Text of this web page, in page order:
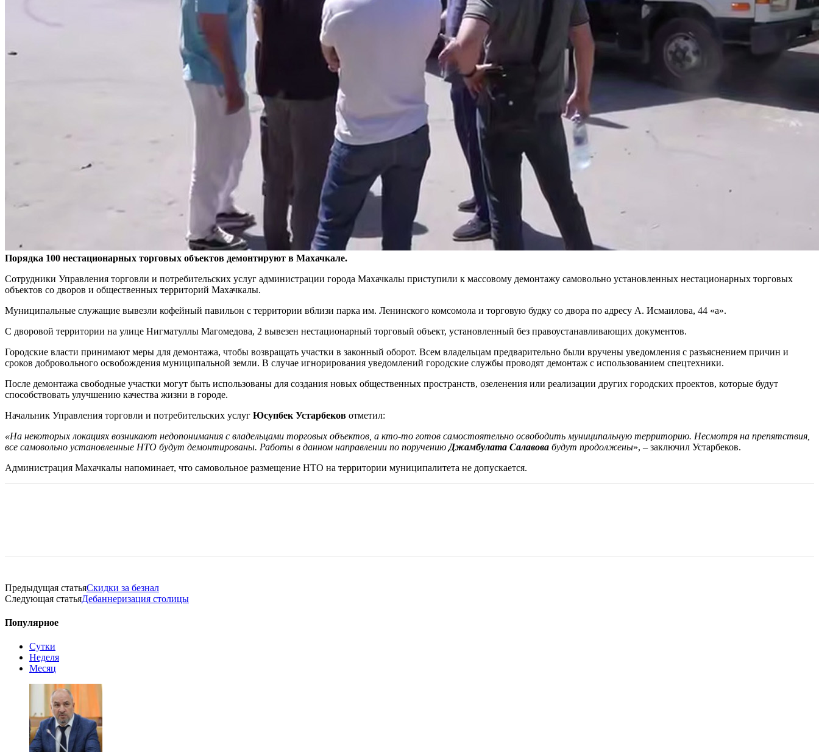
Порядка 100 нестационарных торговых объектов демонтируют в Махачкале.
Сотрудники Управления торговли и потребительских услуг администрации города Махачкалы приступили к массовому демонтажу самовольно установленных нестационарных торговых
объектов со дворов и общественных территорий Махачкалы.
Муниципальные служащие вывезли кофейный павильон с территории вблизи парка им. Ленинского комсомола и торговую будку со двора по адресу А. Исмаилова, 44 «а».
С дворовой территории на улице Нигматуллы Магомедова, 2 вывезен нестационарный торговый объект, установленный без правоустанавливающих документов.
Городские власти принимают меры для демонтажа, чтобы возвращать участки в законный оборот. Всем владельцам предварительно были вручены уведомления с разъяснением причин и
сроков добровольного освобождения муниципальной земли. В случае игнорирования уведомлений городские службы проводят демонтаж с использованием спецтехники.
После демонтажа свободные участки могут быть использованы для создания новых общественных пространств, озеленения или реализации других городских проектов, которые будут
способствовать улучшению качества жизни в городе.
Начальник Управления торговли и потребительских услуг Юсупбек Устарбеков отметил:
«На некоторых локациях возникают недопонимания с владельцами торговых объектов, а кто-то готов самостоятельно освободить муниципальную территорию. Несмотря на препятствия,
все самовольно установленные НТО будут демонтированы. Работы в данном направлении по поручению Джамбулата Салавова будут продолжены», – заключил Устарбеков.
Администрация Махачкалы напоминает, что самовольное размещение НТО на территории муниципалитета не допускается.
Предыдущая статьяСкидки за безнал
Следующая статьяДебаннеризация столицы
Популярное
Сутки
Неделя
Месяц